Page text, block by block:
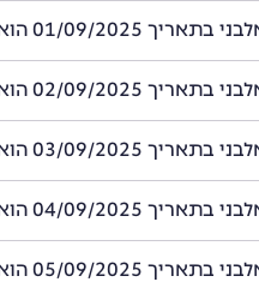
01/09/2025 הוא 0.0399
02/09/2025 הוא 0.0401
03/09/2025 הוא 0.0404
04/09/2025 הוא 0.04
05/09/2025 הוא 0.0404